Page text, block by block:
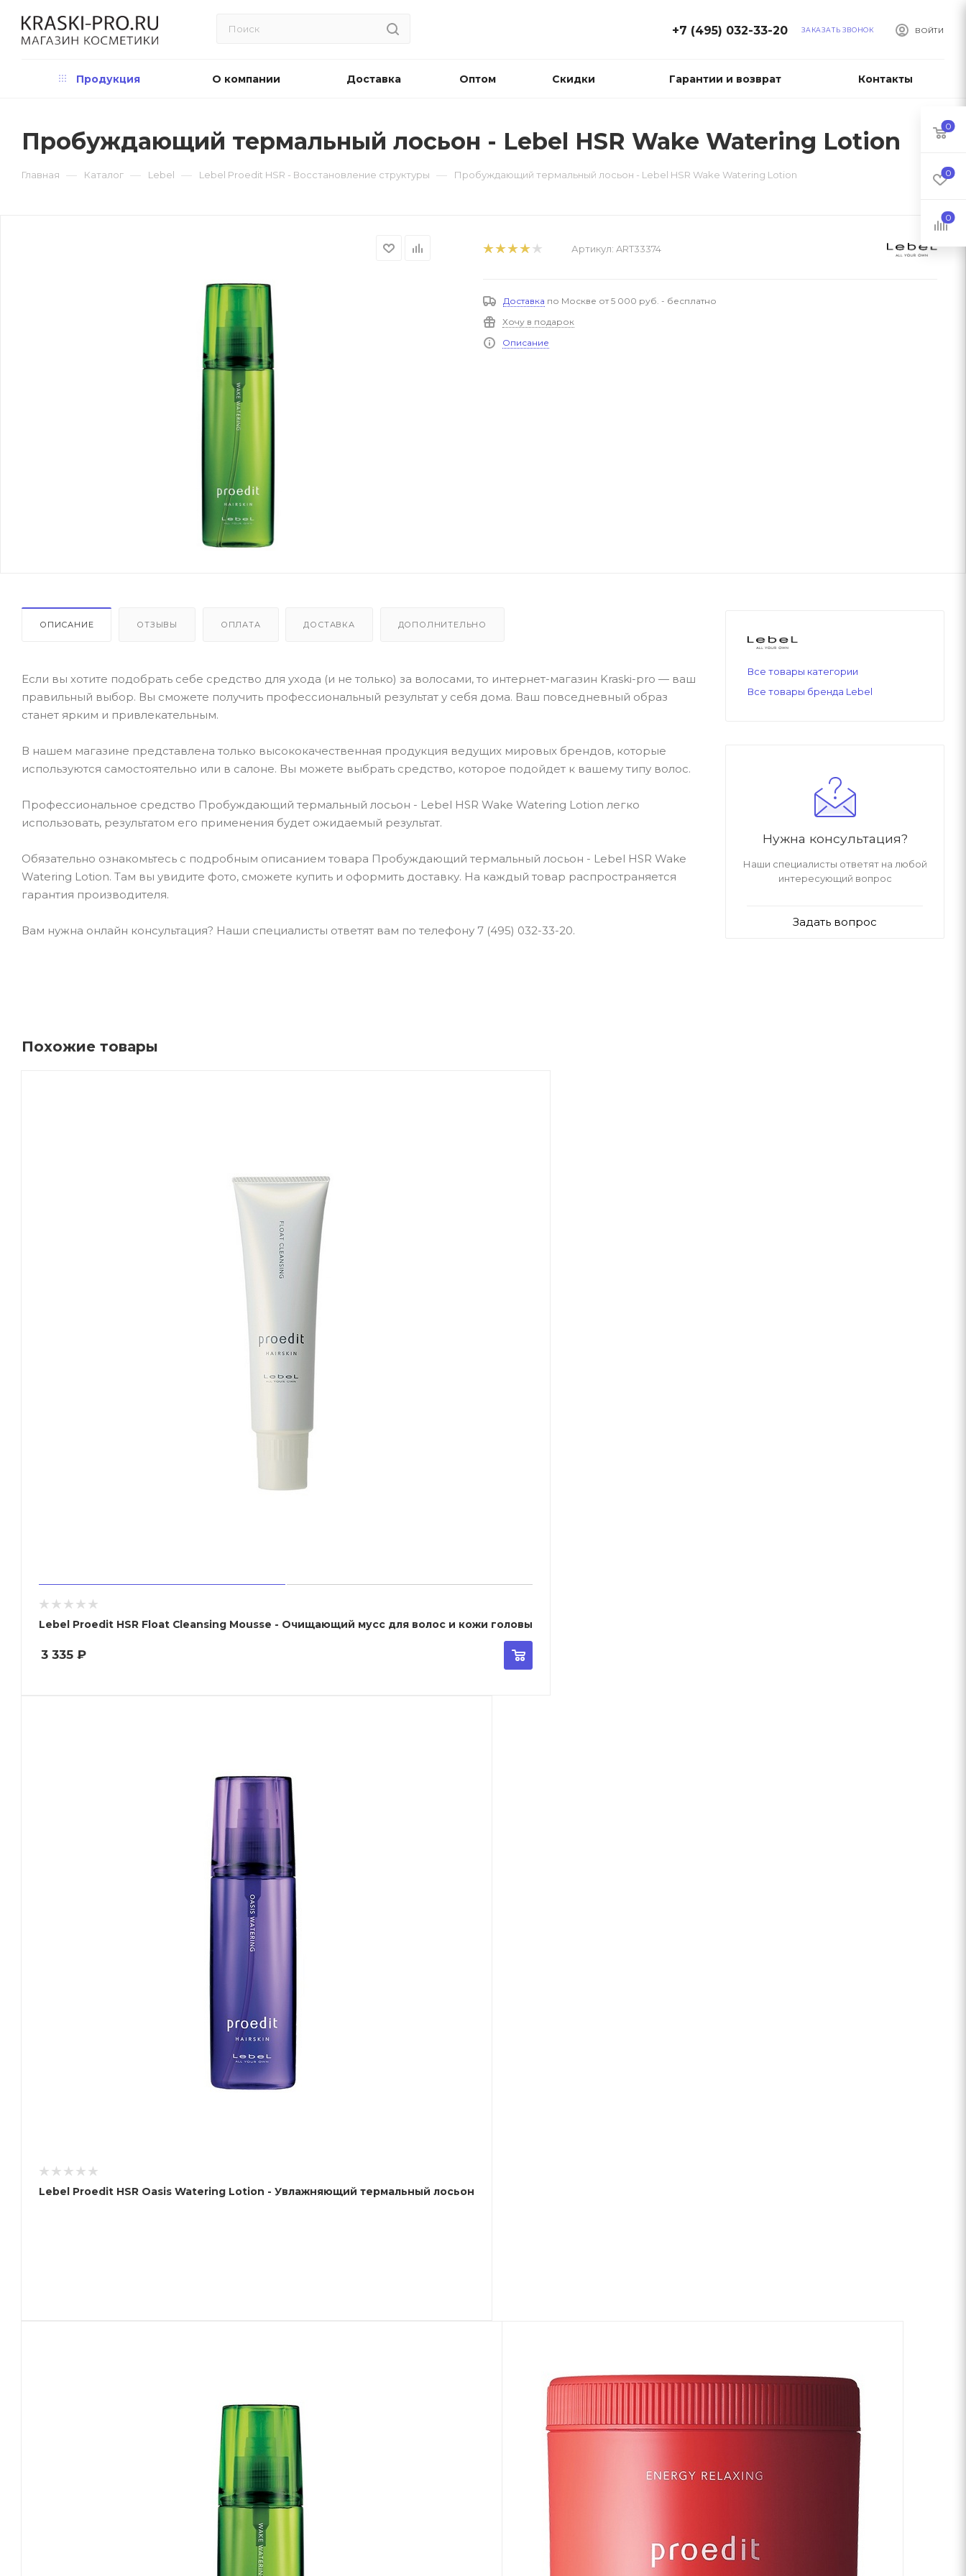
ВОЙТИ
+7 (495) 032-33-20 ЗАКАЗАТЬ ЗВОНОК
Продукция О компании Доставка Оптом Скидки Гарантии и возврат Контакты
Пробуждающий термальный лосьон - Lebel HSR Wake Watering Lotion
Главная — Каталог — Lebel — Lebel Proedit HSR - Восстановление структуры — Пробуждающий термальный лосьон - Lebel HSR Wake Watering Lotion
Артикул: ART33374
Доставка по Москве от 5 000 руб. - бесплатно
Хочу в подарок
Описание
ОПИСАНИЕ ОТЗЫВЫ ОПЛАТА ДОСТАВКА ДОПОЛНИТЕЛЬНО
Если вы хотите подобрать себе средство для ухода (и не только) за волосами, то интернет-магазин Kraski-pro — ваш
правильный выбор. Вы сможете получить профессиональный результат у себя дома. Ваш повседневный образ
станет ярким и привлекательным.
В нашем магазине представлена только высококачественная продукция ведущих мировых брендов, которые
используются самостоятельно или в салоне. Вы можете выбрать средство, которое подойдет к вашему типу волос.
Профессиональное средство Пробуждающий термальный лосьон - Lebel HSR Wake Watering Lotion легко
использовать, результатом его применения будет ожидаемый результат.
Обязательно ознакомьтесь с подробным описанием товара Пробуждающий термальный лосьон - Lebel HSR Wake
Watering Lotion. Там вы увидите фото, сможете купить и оформить доставку. На каждый товар распространяется
гарантия производителя.
Вам нужна онлайн консультация? Наши специалисты ответят вам по телефону 7 (495) 032-33-20.
Все товары категории
Все товары бренда Lebel
Нужна консультация?
Наши специалисты ответят на любой
интересующий вопрос
Задать вопрос
Похожие товары
Lebel Proedit HSR Float Cleansing Mousse - Очищающий мусс для волос и кожи головы
3 335 ₽
Lebel Proedit HSR Oasis Watering Lotion - Увлажняющий термальный лосьон
0
0
0